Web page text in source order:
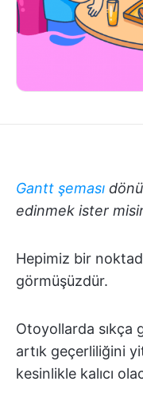
Gantt şeması
edinmek ister
Hepimiz bir
görmüşüzdür.
Otoyollarda sıkça
artık geçerliliğini
kesinlikle kalıcı